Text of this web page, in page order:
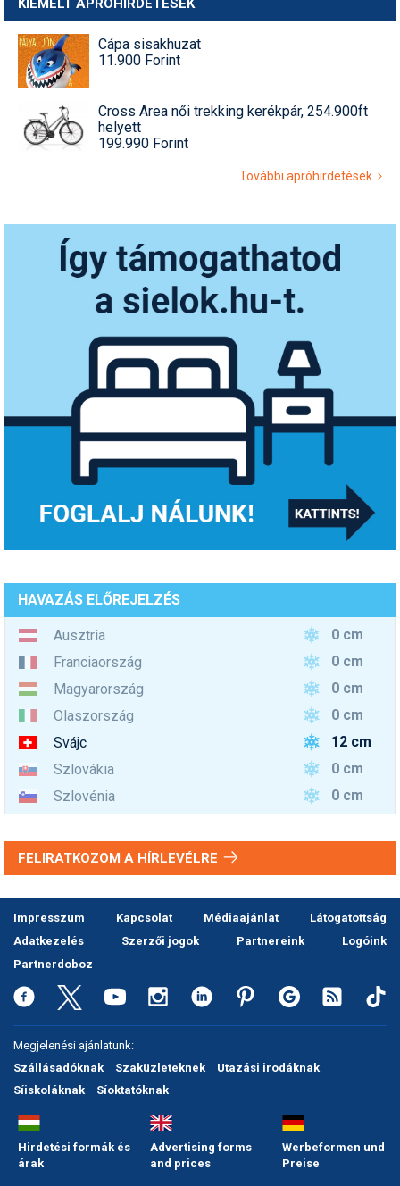
KIEMELT APRÓHIRDETÉSEK
Cápa sisakhuzat
11.900 Forint
Cross Area női trekking kerékpár, 254.900ft
helyett
199.990 Forint
További apróhirdetések
HAVAZÁS ELŐREJELZÉS
Ausztria
0 cm
Franciaország
0 cm
Magyarország
0 cm
Olaszország
0 cm
Svájc
12 cm
Szlovákia
0 cm
Szlovénia
0 cm
FELIRATKOZOM A HÍRLEVÉLRE
Impresszum Kapcsolat Médiaajánlat
Látogatottság
Adatkezelés
Szerzői jogok Partnereink
Logóink
Partnerdoboz
Megjelenési ajánlatunk:
Szállásadóknak
Szaküzleteknek
Utazási irodáknak
Síiskoláknak
Síoktatóknak
Hirdetési formák és
árak
Advertising forms
and prices
Werbeformen und
Preise